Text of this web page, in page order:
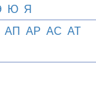
Ю Я
АП АР АС АТ